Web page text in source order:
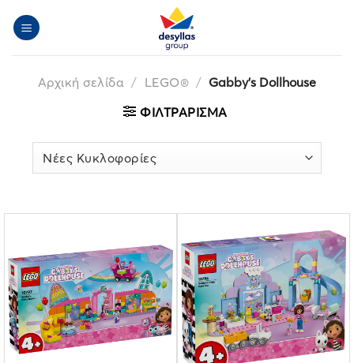
στο
Αρχική σελίδα / LEGO® / Gabby's Dollhouse
ΦΙΛΤΡΆΡΙΣΜΑ